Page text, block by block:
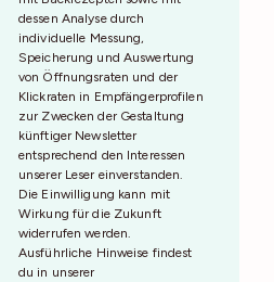
dessen Analyse durch
individuelle Messung,
Speicherung und Auswertung
von Öffnungsraten und der
Klickraten in Empfängerprofilen
zur Zwecken der Gestaltung
künftiger Newsletter
entsprechend den Interessen
unserer Leser einverstanden.
Die Einwilligung kann mit
Wirkung für die Zukunft
widerrufen werden.
Ausführliche Hinweise findest
du in unserer